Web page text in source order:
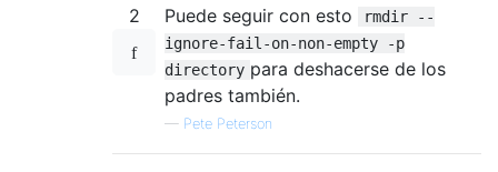
2 Puede seguir con esto
rmdir --
ignore-fail-on-non-empty -p
directory para deshacerse de los
padres también.
— Pete Peterson